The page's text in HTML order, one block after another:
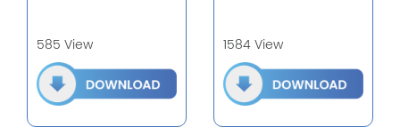
585 View 1584 View